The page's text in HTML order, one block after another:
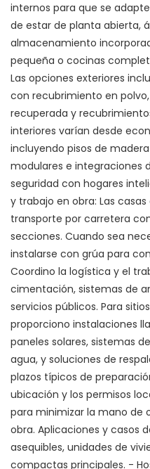
internos para que se
de estar de planta abierta,
almacenamiento
pequeña o cocinas
Las opciones exteriores
con recubrimiento en
recuperada y
interiores varían desde
incluyendo pisos de
modulares e integraciones
seguridad con hogares
y trabajo en obra: Las
transporte por carretera
secciones. Cuando sea
instalarse con grúa para
Coordino la logística y el
cimentación, sistemas de
servicios públicos. Para
proporciono instalaciones
paneles solares, sistemas
agua, y soluciones de
plazos típicos de
ubicación y los permisos
para minimizar la mano de
obra. Aplicaciones y casos
asequibles, unidades de
compactas principales. -